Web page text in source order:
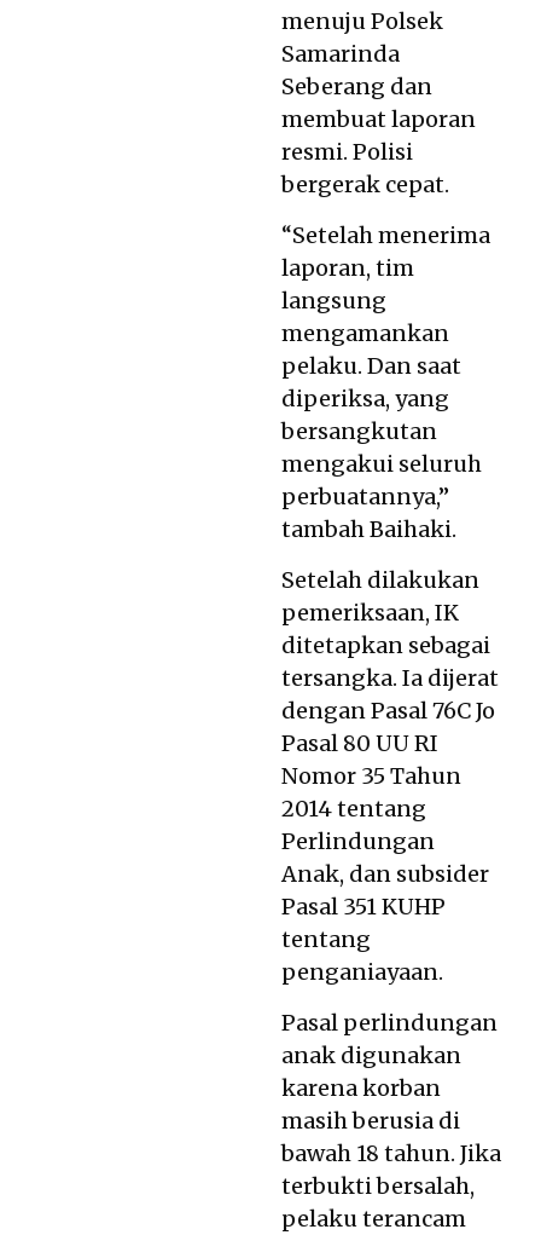
menuju Polsek
Samarinda
Seberang dan
membuat laporan
resmi. Polisi
bergerak cepat.
“Setelah menerima
laporan, tim
langsung
mengamankan
pelaku. Dan saat
diperiksa, yang
bersangkutan
mengakui seluruh
perbuatannya,”
tambah Baihaki.
Setelah dilakukan
pemeriksaan, IK
ditetapkan sebagai
tersangka. Ia dijerat
dengan Pasal 76C Jo
Pasal 80 UU RI
Nomor 35 Tahun
2014 tentang
Perlindungan
Anak, dan subsider
Pasal 351 KUHP
tentang
penganiayaan.
Pasal perlindungan
anak digunakan
karena korban
masih berusia di
bawah 18 tahun. Jika
terbukti bersalah,
pelaku terancam